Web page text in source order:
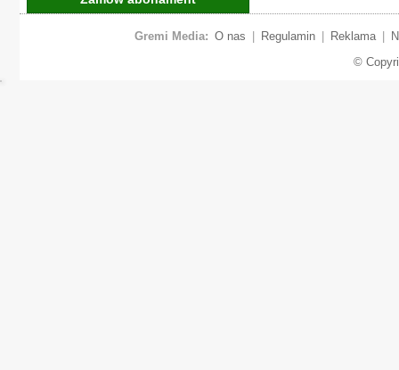
Gremi Media: O nas Regulamin Reklama
©